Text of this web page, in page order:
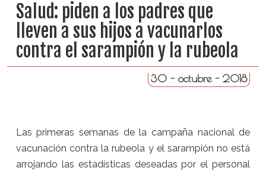
Salud: piden a los padres que
lleven a sus hijos a vacunarlos
contra el sarampión y la rubeola
30 - octubre - 2018
Las primeras semanas de la campaña nacional de
vacunación contra la rubeola y el sarampión no está
arrojando las estadísticas deseadas por el personal